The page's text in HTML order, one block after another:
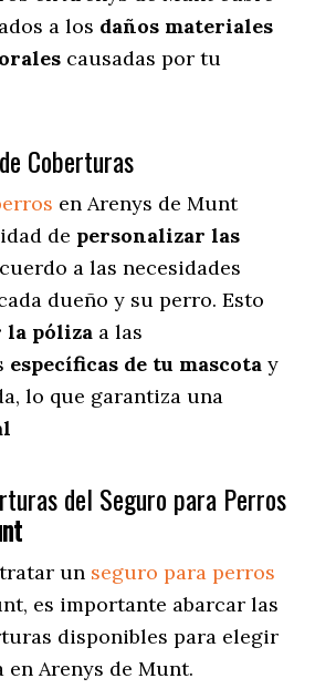
a los daños materiales
causadas por tu
Coberturas
en Arenys de Munt
de personalizar las
a las necesidades
dueño y su perro. Esto
la póliza a las
específicas de tu mascota y
lo que garantiza una
del Seguro para Perros
un seguro para perros
, es importante abarcar las
disponibles para elegir
en Arenys de Munt.